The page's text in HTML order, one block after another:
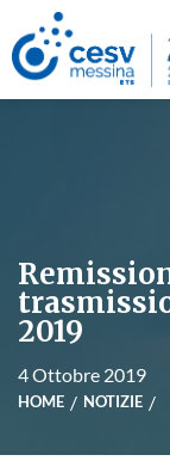
2019
4 Ottobre 2019
HOME NOTIZIE